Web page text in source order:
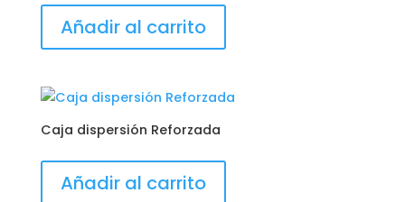
Añadir al carrito
Caja dispersión Reforzada
Añadir al carrito